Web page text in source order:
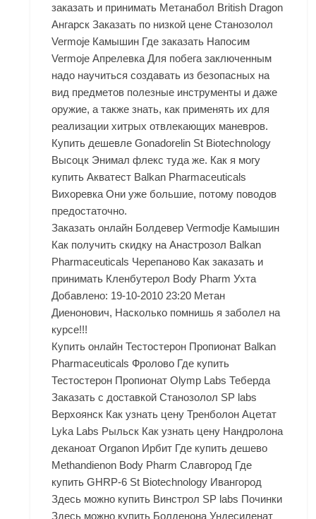
заказать и принимать Метанабол British Dragon
Ангарск Заказать по низкой цене Станозолол
Vermoje Камышин Где заказать Напосим
Vermoje Апрелевка Для побега заключенным
надо научиться создавать из безопасных на
вид предметов полезные инструменты и даже
оружие, а также знать, как применять их для
реализации хитрых отвлекающих маневров.
Купить дешевле Gonadorelin St Biotechnology
Высоцк Энимал флекс туда же. Как я могу
купить Акватест Balkan Pharmaceuticals
Вихоревка Они уже большие, потому поводов
предостаточно.
Заказать онлайн Болдевер Vermodje Камышин
Как получить скидку на Анастрозол Balkan
Pharmaceuticals Черепаново Как заказать и
принимать Кленбутерол Body Pharm Ухта
Добавлено: 19-10-2010 23:20 Метан
Диенонович, Насколько помнишь я заболел на
курсе!!!
Купить онлайн Тестостерон Пропионат Balkan
Pharmaceuticals Фролово Где купить
Тестостерон Пропионат Olymp Labs Теберда
Заказать с доставкой Станозолол SP labs
Верхоянск Как узнать цену Тренболон Ацетат
Lyka Labs Рыльск Как узнать цену Нандролона
деканоат Organon Ирбит Где купить дешево
Methandienon Body Pharm Славгород Где
купить GHRP-6 St Biotechnology Ивангород
Здесь можно купить Винстрол SP labs Починки
Здесь можно купить Болденона Ундесиленат